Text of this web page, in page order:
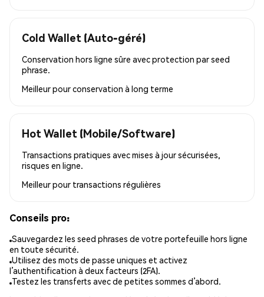
Cold Wallet (Auto-géré)
Conservation hors ligne sûre avec protection par seed
phrase.
Meilleur pourconservation à long terme
Hot Wallet (Mobile/Software)
Transactions pratiques avec mises à jour sécurisées,
risques en ligne.
Meilleur pour transactions régulières
Conseils pro:
Sauvegardez les seed phrases de votre portefeuille hors ligne
en toute sécurité.
Utilisez des mots de passe uniques et activez
l’authentification à deux facteurs (2FA).
Testez les transferts avec de petites sommes d’abord.